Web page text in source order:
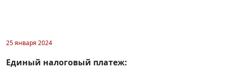
25 января 2024
Единый налоговый платеж: